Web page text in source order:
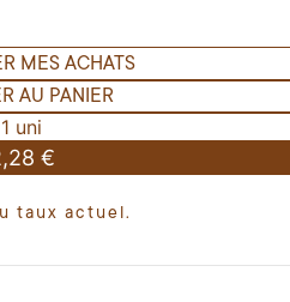
MES ACHATS
AU PANIER
1 uni
€
taux actuel.